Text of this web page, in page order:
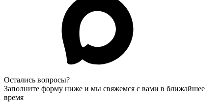
Остались вопросы?
Заполните форму ниже и мы свяжемся с вами в ближайшее
время